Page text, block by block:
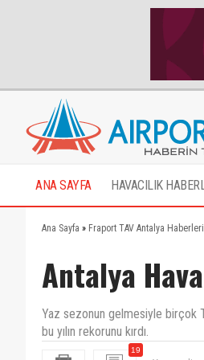
ANA SAYFA HAVACILIK
Ana Sayfa » Fraport TAV Antalya Haberleri
Antalya
Yaz sezonun gelmesiyle birçok
bu yılın rekorunu kırdı.
19